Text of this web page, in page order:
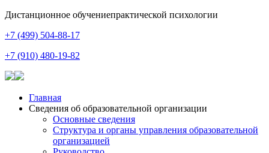
Дистанционное обучениепрактической психологии
+7 (499) 504-88-17
+7 (910) 480-19-82
Главная
Сведения об образовательной организации
Основные сведения
Структура и органы управления образовательной
организацией